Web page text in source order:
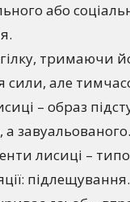
або
тримаючи
сили, але
– образ
а завуальованого.
лисиці –
підлещування.